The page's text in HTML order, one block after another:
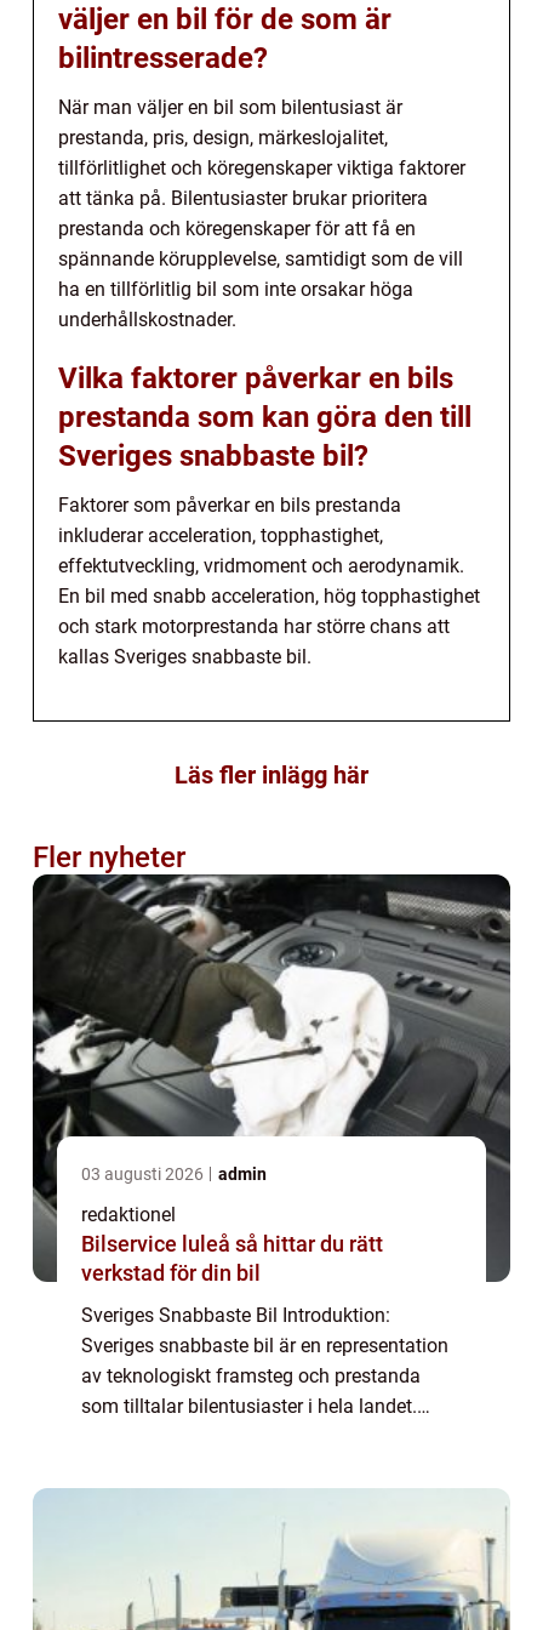
väljer en bil för de som är
bilintresserade?
När man väljer en bil som bilentusiast är
prestanda, pris, design, märkeslojalitet,
tillförlitlighet och köregenskaper viktiga faktorer
att tänka på. Bilentusiaster brukar prioritera
prestanda och köregenskaper för att få en
spännande körupplevelse, samtidigt som de vill
ha en tillförlitlig bil som inte orsakar höga
underhållskostnader.
Vilka faktorer påverkar en bils
prestanda som kan göra den till
Sveriges snabbaste bil?
Faktorer som påverkar en bils prestanda
inkluderar acceleration, topphastighet,
effektutveckling, vridmoment och aerodynamik.
En bil med snabb acceleration, hög topphastighet
och stark motorprestanda har större chans att
kallas Sveriges snabbaste bil.
Läs fler inlägg här
Fler nyheter
03 augusti 2026 admin
redaktionel
Bilservice luleå så hittar du rätt
verkstad för din bil
Sveriges Snabbaste Bil Introduktion:
Sveriges snabbaste bil är en representation
av teknologiskt framsteg och prestanda
som tilltalar bilentusiaster i hela landet.